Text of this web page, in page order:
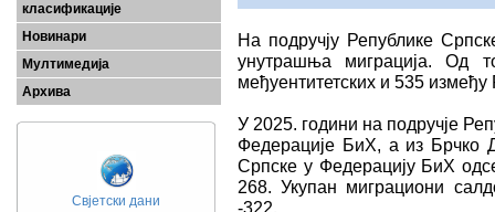
класификације
Новинари
Мултимедија
Архива
Свјетски дани
На подручју Републике
унутрашња миграција. Од
међуентитетских и 535
У 2025. години на подручјe
Федерације БиХ, а из Брчко
Српске у Федерацију БиХ
268. Укупан миграциони
-322.